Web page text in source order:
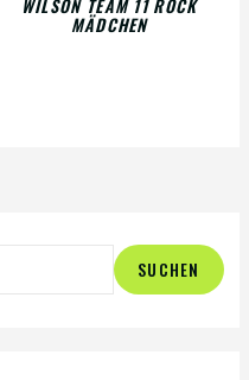
WILSON TEAM 11 ROCK
MÄDCHEN
SUCHEN